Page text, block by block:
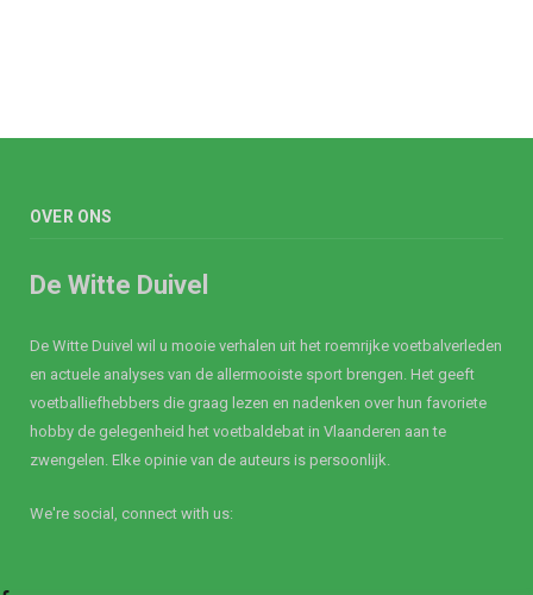
OVER ONS
De Witte Duivel
De Witte Duivel wil u mooie verhalen uit het roemrijke voetbalverleden
en actuele analyses van de allermooiste sport brengen. Het geeft
voetballiefhebbers die graag lezen en nadenken over hun favoriete
hobby de gelegenheid het voetbaldebat in Vlaanderen aan te
zwengelen. Elke opinie van de auteurs is persoonlijk.
We're social, connect with us: